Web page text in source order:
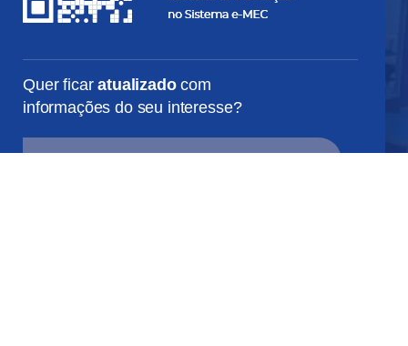
Quer ficaratualizadocom
informações do seu interesse?
SEU
E-